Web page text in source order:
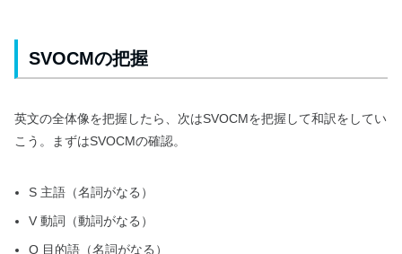
SVOCMの把握
英文の全体像を把握したら、次はSVOCMを把握して和訳をしてい
こう。まずはSVOCMの確認。
S 主語（名詞がなる）
V 動詞（動詞がなる）
O 目的語（名詞がなる）